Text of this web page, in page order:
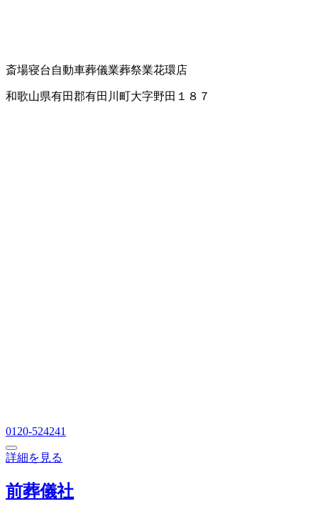
斎場寝台自動車葬儀業葬祭業花環店
和歌山県有田郡有田川町大字野田１８７
0120-524241
詳細を見る
前葬儀社